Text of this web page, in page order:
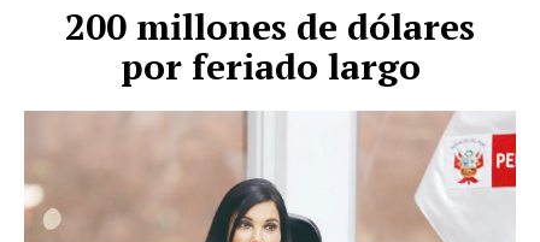
200 millones de dólares
por feriado largo